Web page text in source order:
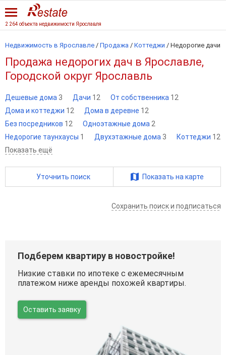
2 264 объекта недвижимости Ярославля
Недвижимость в Ярославле / Продажа / Коттеджи / Недорогие дачи
Продажа недорогих дач в Ярославле,
Городской округ Ярославль
Дешевые дома 3 Дачи 12 От собственника 12
Дома и коттеджи 12 Дома в деревне 12
Без посредников 12 Одноэтажные дома 2
Недорогие таунхаусы 1 Двухэтажные дома 3 Коттеджи 12
Показать ещё
Уточнить поиск Показать на карте
Сохранить поиск и подписаться
Подберем квартиру в новостройке!
Низкие ставки по ипотеке с ежемесячным
платежом ниже аренды похожей квартиры.
Оставить заявку